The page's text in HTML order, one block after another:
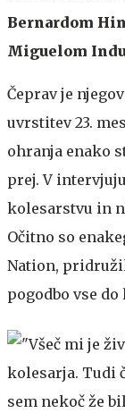
Bernardom
Miguelom
Čeprav je
uvrstitev 23.
ohranja enako
prej. V
kolesarstvu in
Očitno so
Nation,
pogodbo vse do